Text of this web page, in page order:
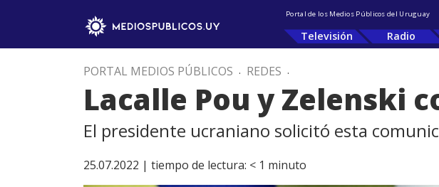
Portal de los Medios Públicos del Uruguay
Televisión Radio
PORTAL MEDIOS PÚBLICOS . REDES .
Lacalle Pou y Zelenski
El presidente ucraniano solicitó esta
25.07.2022 | tiempo de lectura: < 1 minuto